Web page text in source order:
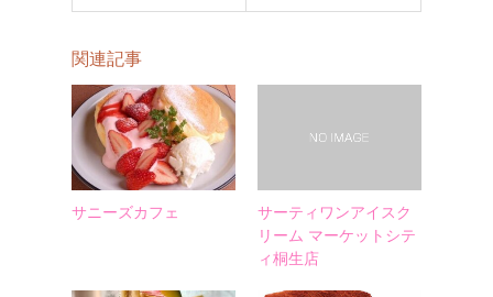
関連記事
サニーズカフェ
サーティワンアイスク
リーム マーケットシテ
ィ桐生店